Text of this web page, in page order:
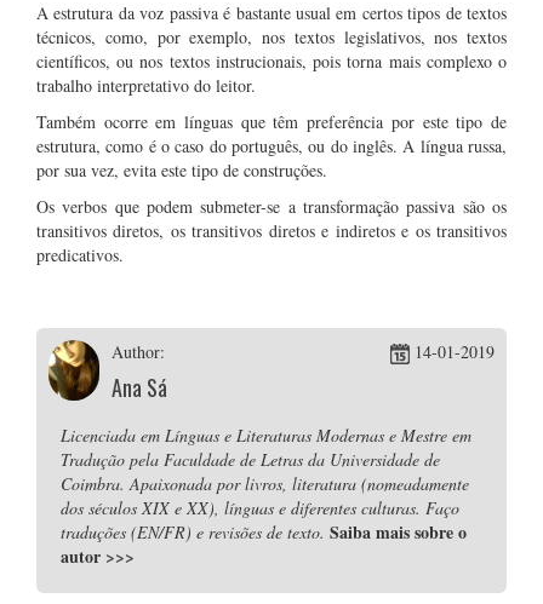
A estrutura da voz passiva é bastante usual em certos tipos de textos
técnicos, como, por exemplo, nos textos legislativos, nos textos
científicos, ou nos textos instrucionais, pois torna mais complexo o
trabalho interpretativo do leitor.
Também ocorre em línguas que têm preferência por este tipo de
estrutura, como é o caso do português, ou do inglês. A língua russa,
por sua vez, evita este tipo de construções.
Os verbos que podem submeter-se a transformação passiva são os
transitivos diretos, os transitivos diretos e indiretos e os transitivos
predicativos.
Author:
Ana Sá
14-01-2019
Licenciada em Línguas e Literaturas Modernas e Mestre em
Tradução pela Faculdade de Letras da Universidade de
Coimbra. Apaixonada por livros, literatura (nomeadamente
dos séculos XIX e XX), línguas e diferentes culturas. Faço
traduções (EN/FR) e revisões de texto. Saiba mais sobre o
autor >>>